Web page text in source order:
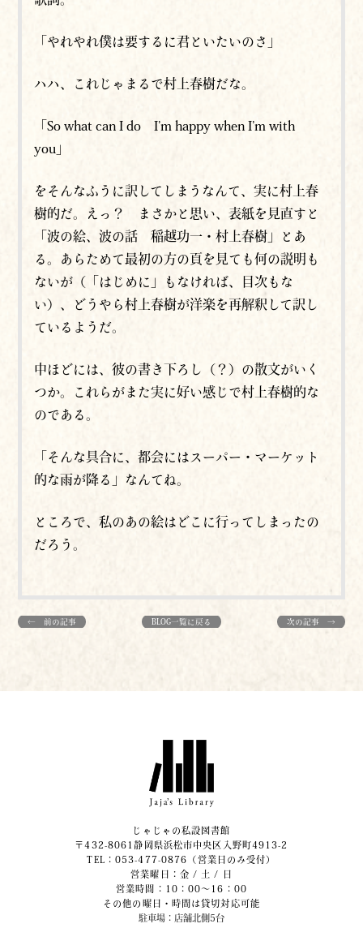
「やれやれ僕は要するに君といたいのさ」
ハハ、これじゃまるで村上春樹だな。
「So what can I do I’m happy when I’m with
you」
をそんなふうに訳してしまうなんて、実に村上春
樹的だ。えっ？ まさかと思い、表紙を見直すと
「波の絵、波の話 稲越功一・村上春樹」とあ
る。あらためて最初の方の頁を見ても何の説明も
ないが（「はじめに」もなければ、目次もな
い）、どうやら村上春樹が洋楽を再解釈して訳し
ているようだ。
中ほどには、彼の書き下ろし（？）の散文がいく
つか。これらがまた実に好い感じで村上春樹的な
のである。
「そんな具合に、都会にはスーパー・マーケット
的な雨が降る」なんてね。
ところで、私のあの絵はどこに行ってしまったの
だろう。
← 前の記事 BLOG一覧に戻る 次の記事 →
じゃじゃの私設図書館
〒432-8061静岡県浜松市中央区入野町4913-2
​TEL：053-477-0876（営業日のみ受付）
営業曜日：金 / 土 / 日
営業時間：10：00～16：00
その他の曜日・時間は貸切対応可能
駐車場：店舗北側5台